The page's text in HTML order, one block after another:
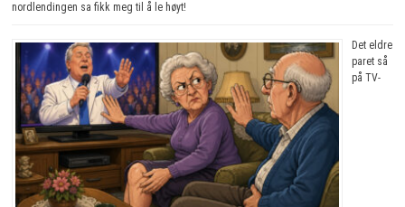
nordlendingen sa fikk meg til å le høyt!
Det eldre
paret så
på TV-